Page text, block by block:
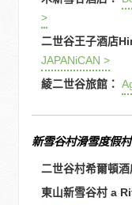
>
二世谷王子酒店
JAPANiCAN >
綾二世谷旅館：
新雪谷村滑雪度假
二世谷村希爾頓酒
東山新雪谷村 a